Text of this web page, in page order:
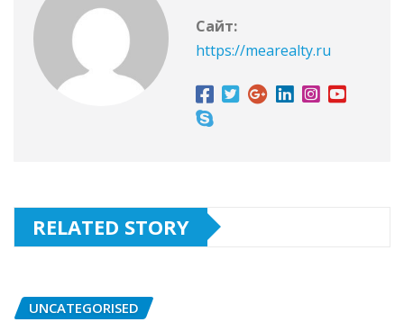
Сайт:
https://mearealty.ru
RELATED STORY
UNCATEGORISED